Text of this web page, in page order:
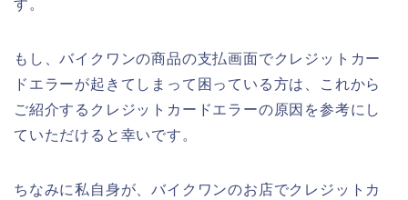
す。
もし、バイクワンの商品の支払画面でクレジットカー
ドエラーが起きてしまって困っている方は、これから
ご紹介するクレジットカードエラーの原因を参考にし
ていただけると幸いです。
ちなみに私自身が、バイクワンのお店でクレジットカ